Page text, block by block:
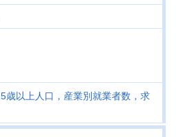
歳以上人口，産業別就業者数，求